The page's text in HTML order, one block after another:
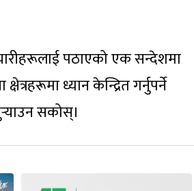
पठाएको एक सन्देशमा
ध्यान केन्द्रित गर्नुपर्ने
सकोस्।